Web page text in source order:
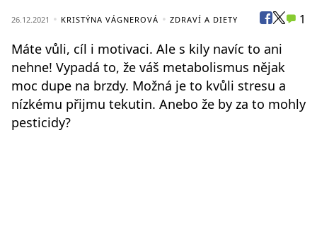
26.12.2021 KRISTÝNA VÁGNEROVÁ ZDRAVÍ A DIETY 1
Máte vůli, cíl i motivaci. Ale s kily navíc to ani
nehne! Vypadá to, že váš metabolismus nějak
moc dupe na brzdy. Možná je to kvůli stresu a
nízkému přijmu tekutin. Anebo že by za to mohly
pesticidy?